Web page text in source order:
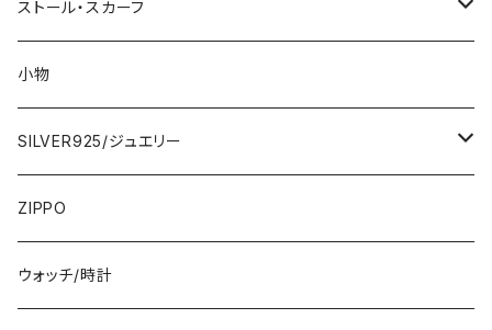
2000円
3000円
5000円
7000円
インポートワンピース
ロング・マキシ
ひざ・ミディ
トップス・カーディガン・アウター
カーディガン
イタリア製ジャケット
スカート・パンツ
ストール・スカーフ
大判ストール・ロングスカーフ
小さめスカーフ
コットンストール・スカーフ
冬物・マフラー
小物
SILVER925/ジュエリー
指輪・リング
ネックレス・ペンダントトップ
ZIPPO
ウォッチ/時計